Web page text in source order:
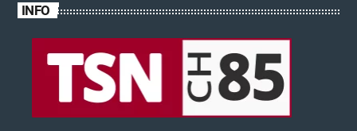
INFO